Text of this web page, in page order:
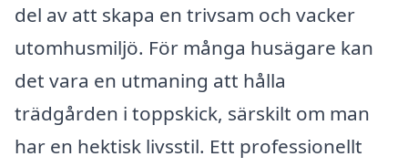
del av att skapa en trivsam och vacker
utomhusmiljö. För många husägare kan
det vara en utmaning att hålla
trädgården i toppskick, särskilt om man
har en hektisk livsstil. Ett professionellt